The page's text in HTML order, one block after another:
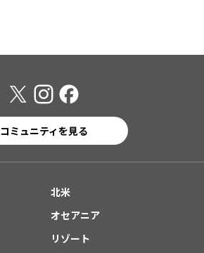
コミュニティを見る
北米
オセアニア
リゾート